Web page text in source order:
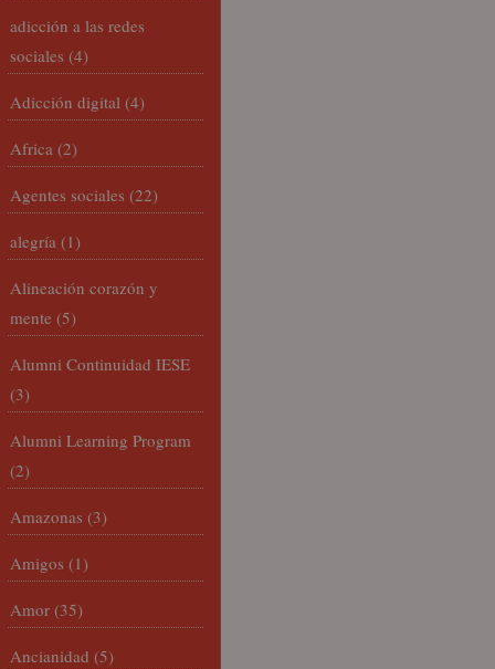
adicción a las redes
sociales (4)
Adicción digital (4)
Africa (2)
Agentes sociales (22)
alegría (1)
Alineación corazón y
mente (5)
Alumni Continuidad IESE
(3)
Alumni Learning Program
(2)
Amazonas (3)
Amigos (1)
Amor (35)
Ancianidad (5)